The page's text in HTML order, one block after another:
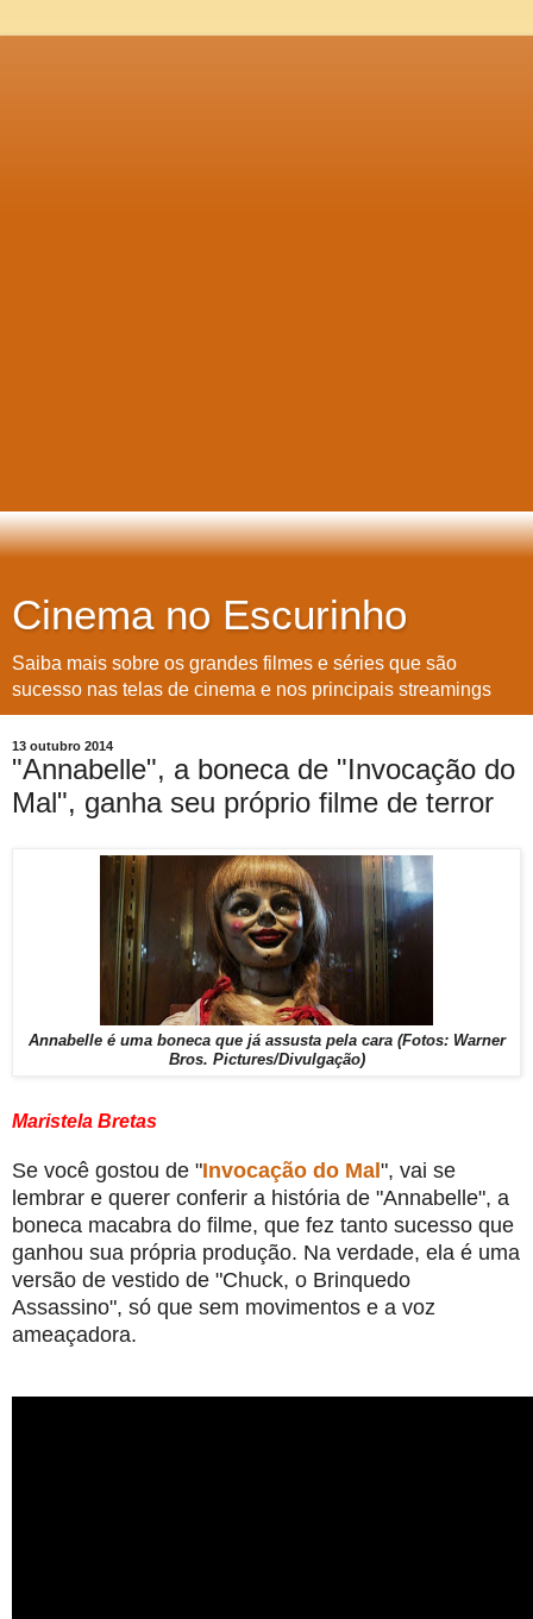
Cinema no Escurinho
Saiba mais sobre os grandes filmes e séries que são
sucesso nas telas de cinema e nos principais streamings
13 outubro 2014
"Annabelle", a boneca de "Invocação do
Mal", ganha seu próprio filme de terror
Annabelle é uma boneca que já assusta pela cara (Fotos: Warner
Bros. Pictures/Divulgação)
Maristela Bretas
Se você gostou de "Invocação do Mal", vai se
lembrar e querer conferir a história de "Annabelle", a
boneca macabra do filme, que fez tanto sucesso que
ganhou sua própria produção. Na verdade, ela é uma
versão de vestido de "Chuck, o Brinquedo
Assassino", só que sem movimentos e a voz
ameaçadora.